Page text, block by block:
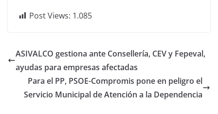
Post Views: 1.085
ASIVALCO gestiona ante Consellería, CEV y Fepeval,
ayudas para empresas afectadas
Para el PP, PSOE-Compromis pone en peligro el
Servicio Municipal de Atención a la Dependencia